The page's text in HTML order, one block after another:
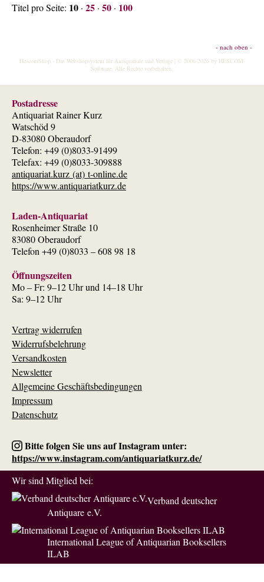
Titel pro Seite: 10 · 25 · 50 · 100
- nach oben -
HescomShop- Das Webshopsystem für Antiquariate und Verlage | © 2006-2026 by HESCOM-
Software. Alle Rechte vorbehalten.
Postadresse
Antiquariat Rainer Kurz
Watschöd 9
D-83080 Oberaudorf
Telefon: +49 (0)8033-91499
Telefax: +49 (0)8033-309888
antiquariat.kurz (at) t-online.de
https://www.antiquariatkurz.de
Laden-Antiquariat
Rosenheimer Straße 10
83080 Oberaudorf
Telefon +49 (0)8033 – 608 98 18
Öffnungszeiten
Mo – Fr: 9–12 Uhr und 14–18 Uhr
Sa: 9–12 Uhr
Vertrag widerrufen
Widerrufsbelehrung
Versandkosten
Newsletter
Allgemeine Geschäftsbedingungen
Impressum
Datenschutz
Bitte folgen Sie uns auf Instagram unter:
https://www.instagram.com/antiquariatkurz.de/
Wir sind Mitglied bei:
Verband deutscher
Antiquare e.V.
International League of Antiquarian Booksellers
ILAB